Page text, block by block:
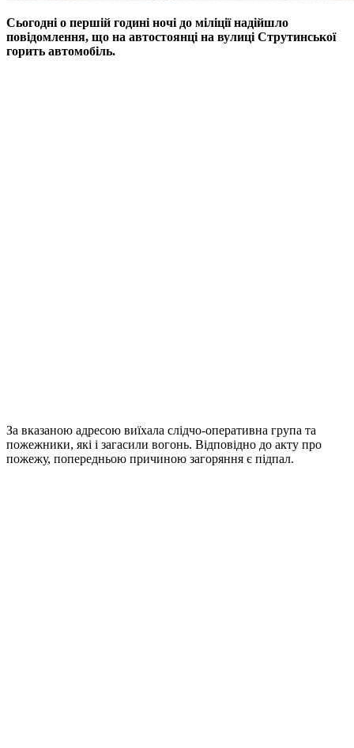
Сьогодні о першій годині ночі до міліції надійшло
повідомлення, що на автостоянці на вулиці Струтинської
горить автомобіль.
За вказаною адресою виїхала слідчо-оперативна група та
пожежники, які і загасили вогонь. Відповідно до акту про
пожежу, попередньою причиною загоряння є підпал.